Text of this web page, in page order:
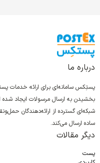
درباره ما
پستِکس سامانه‌ای برای ارائه
بخشیدن به ارسال مرسولات ایجاد شده
شبکه‌ای گسترده از ارائه‌دهندگان
ساده ارسال می‌کند.
دیگر مقالات
پست